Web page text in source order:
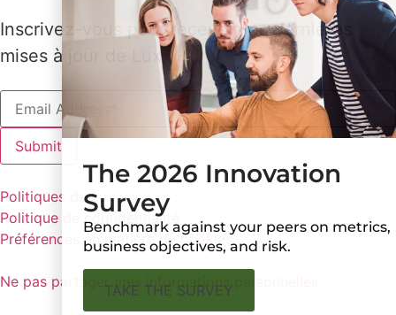
Inscrivez-vous pour recevoir les dernières
mises à jour de Lux
Politiques de Lux
Politique de confidentialité
Préférences en matière de cookies
Ne pas partager mes informations personnelles
The 2026 Innovation
Survey
Benchmark against your peers on metrics,
business objectives, and risk.
TAKE THE SURVEY